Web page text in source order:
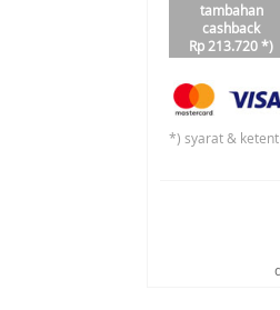
tambahan
cashback
Rp 213.720 *)
*) syarat &